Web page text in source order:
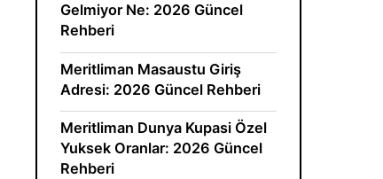
Gelmiyor Ne: 2026 Güncel
Rehberi
Meritliman Masaustu Giriş
Adresi: 2026 Güncel Rehberi
Meritliman Dunya Kupasi Özel
Yuksek Oranlar: 2026 Güncel
Rehberi